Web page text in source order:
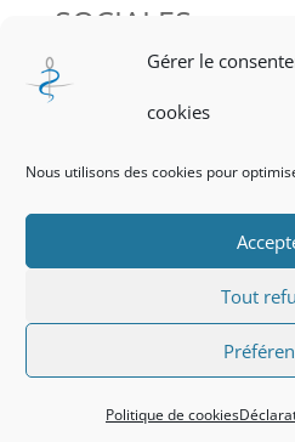
Gérer le
cookies
Nous utilisons des cookies pour
Tout
Politique de cookies
SOCIALES
Politique de
Déclaration de
© CROM-